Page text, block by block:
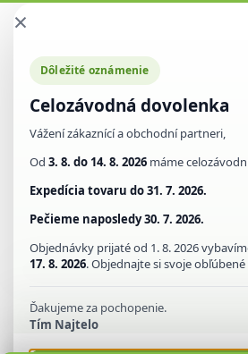
×
Dôležité oznámenie
Celozávodná dovolenka
Vážení zákaznící a obchodní partneri,
Od 3. 8. do 14. 8. 2026 máme
Expedícia tovaru do31. 7. 2026.
Pečieme naposledy30. 7. 2026.
Objednávky prijaté od 1. 8. 2026
17. 8. 2026. Objednajte si svoje
Ďakujeme za pochopenie.
Tím Najtelo